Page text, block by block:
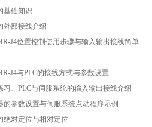
基础知识
外部接线介绍
J4位置控制使用步骤与输入输出接线简单
J4与PLC的接线方式与参数设置
习、PLC与伺服系统的输入输出接线介绍
的参数设置与伺服系统点动程序示例
绝对定位与相对定位